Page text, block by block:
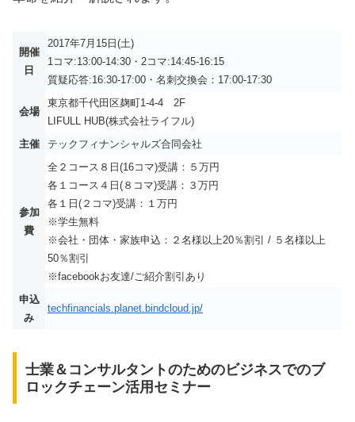
開催
日
2017年7月15日(土)
1コマ:13:00-14:30・2コマ:14:45-16:15
質疑応答:16:30-17:00・名刺交換会：17:00-17:30
会場
東京都千代田区麹町1-4-4 2F
LIFULL HUB(株式会社ライフル)
主催
テックフィナンシャルズ合同会社
参加
費
全２コース８日(16コマ)受講：５万円
各１コース４日(８コマ)受講：３万円
各１日(２コマ)受講：１万円
※学生無料
※会社・団体・家族申込：２名様以上20％割引 / ５名様以上
50％割引
※facebookお友達/ご紹介割引あり
申込
み
techfinancials.planet.bindcloud.jp/
士業＆コンサルタントのためのビジネスでのブ
ロックチェーン活用セミナー